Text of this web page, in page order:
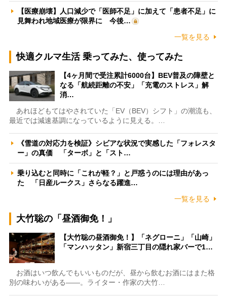
【医療崩壊】人口減少で「医師不足」に加えて「患者不足」に
見舞われ地域医療が限界に 今後…
一覧を見る
快適クルマ生活 乗ってみた、使ってみた
【4ヶ月間で受注累計6000台】BEV普及の障壁と
なる「航続距離の不安」「充電のストレス」解
消…
あれほどもてはやされていた「EV（BEV）シフト」の潮流も、
最近では減速基調になっているように見える。…
《雪道の対応力を検証》シビアな状況で実感した「フォレスタ
ー」の真価 「ターボ」と「スト…
乗り込むと同時に「これが軽？」と戸惑うのには理由があっ
た 「日産ルークス」さらなる躍進…
一覧を見る
大竹聡の「昼酒御免！」
【大竹聡の昼酒御免！】「ネグローニ」「山崎」
「マンハッタン」新宿三丁目の隠れ家バーで1…
お酒はいつ飲んでもいいものだが、昼から飲むお酒にはまた格
別の味わいがある――。ライター・作家の大竹…